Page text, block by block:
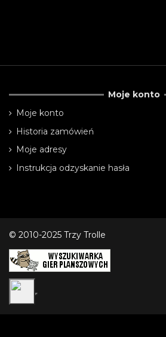
Moje konto
Moje konto
Historia zamówień
Moje adresy
Instrukcja odzyskanie hasła
© 2010-2025 Trzy Trolle